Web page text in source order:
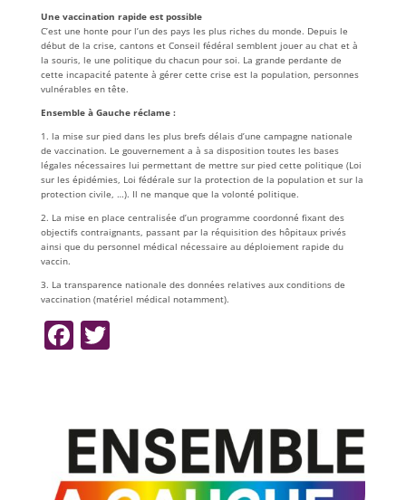
Une vaccination rapide est possible
C’est une honte pour l’un des pays les plus riches du monde. Depuis le
début de la crise, cantons et Conseil fédéral semblent jouer au chat et à
la souris, le une politique du chacun pour soi. La grande perdante de
cette incapacité patente à gérer cette crise est la population, personnes
vulnérables en tête.
Ensemble à Gauche réclame :
1. la mise sur pied dans les plus brefs délais d’une campagne nationale
de vaccination. Le gouvernement a à sa disposition toutes les bases
légales nécessaires lui permettant de mettre sur pied cette politique (Loi
sur les épidémies, Loi fédérale sur la protection de la population et sur la
protection civile, …). Il ne manque que la volonté politique.
2. La mise en place centralisée d’un programme coordonné fixant des
objectifs contraignants, passant par la réquisition des hôpitaux privés
ainsi que du personnel médical nécessaire au déploiement rapide du
vaccin.
3. La transparence nationale des données relatives aux conditions de
vaccination (matériel médical notamment).
F
e
b
o
T
er